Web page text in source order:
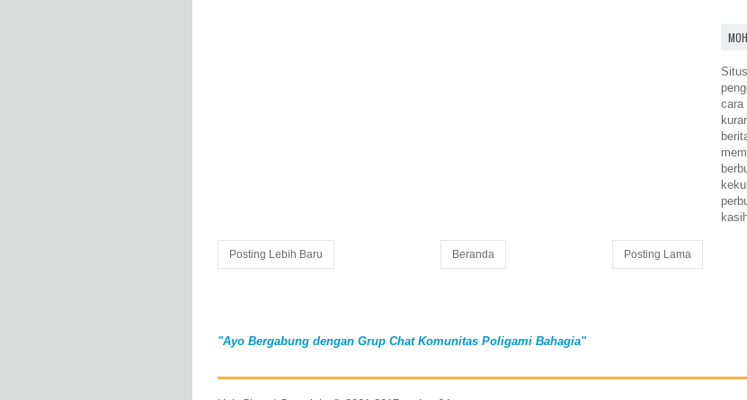
Posting Lebih Baru Posting Lama
Beranda
"Ayo Bergabung dengan Grup Chat Komunitas Poligami Bahagia"
cara